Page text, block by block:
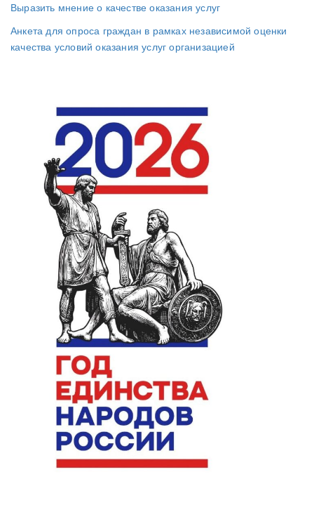
Выразить мнение о качестве оказания услуг
Анкета для опроса граждан в рамках независимой оценки
качества условий оказания услуг организацией